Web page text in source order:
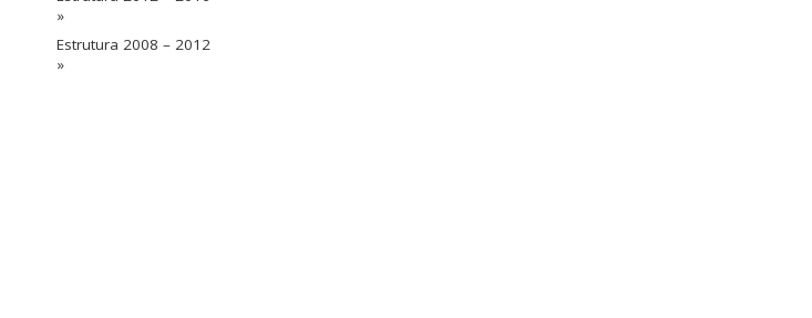
»
Estrutura 2008 – 2012
»